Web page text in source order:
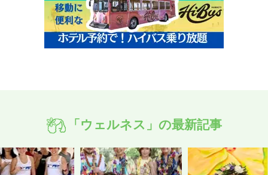
「ウェルネス」の最新記事